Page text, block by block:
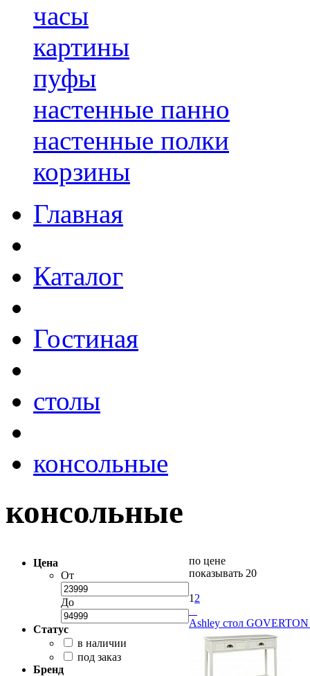
часы
картины
пуфы
настенные панно
настенные полки
корзины
Главная
Каталог
Гостиная
столы
консольные
консольные
Цена
От
До
Статус
в наличии
под заказ
Бренд
по цене
показывать 20
1 2
Ashley стол